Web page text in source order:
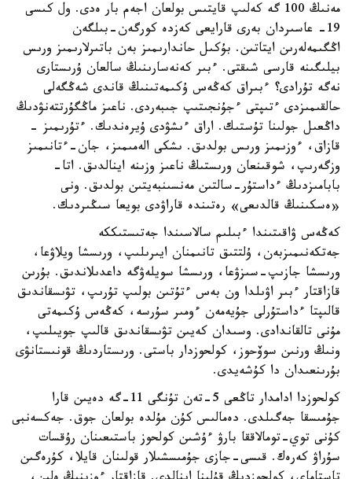
مەنىڭ 100 گە كەلىپ قايتىس بولعان اجەم بار ەدى. ول كىسى
19- عاسىردان بەرى قارايعى كەزدە كورگەن-بىلگەن
اڭگىمەلەرىن ايتاتىن. بۇكىل حاندارىمىز بەن باتىرلارىمىز ورىس
بيلىگىنە قارسى شىقتى. ءبىر كەنەسارىنىڭ سالعان ۇرىستارى
نەگە تۇرادى؟ ءبىراق كەڭەس ۇكىمەتىنىڭ قاندى شەڭگەلى
حالقىمىزدى ءتىپتى ءجۇنجىتىپ جىبەردى. ناعىز ماڭگۇرتتەنۋدىڭ
داڭعىل جولىنا تۇستىك. اراق ءىشۋدى ۇيرەندىك. ءتۇرىمىز -
قازاق، ءوزىمىز ورىس بولدىق. ىشكى الەمىمىز، جان-ءتانىمىز
وزگەرىپ، شوقىنعان ورىستىڭ ناعىز وزىنە اينالدىق. اتا-
بابامىزدىڭ ءداستۇر-سالتىن مەنسىنبەيتىن بولدىق. ونى
«ەسكىنىڭ قالدىعى» رەتىندە قاراۋدى بويعا سىڭىردىك.
كەڭەس ۋاقىتىندا ءبىلىم سالاسىندا جەتىستىككە
جەتكەنىمىزبەن، ۇلتتىق تانىمنان ايىرىلىپ، ورىسشا ويلاۋعا،
ورىسشا جازىپ-سىزۋعا، ورىسشا سويلەۋگە داعدىلاندىق. بۇرىن
قازاقتار ءبىر اۋىلدا ون بەس ءتۇتىن بولىپ تۇرىپ، تۋىسقاندىق
قالىپتا ءداستۇرلى جۇيەمەن ءومىر سۇرسە، كەڭەس ۇكىمەتى
مۇنى تالقاندادى. وسىدان كەيىن تۋىسقاندىق قالىپ جويىلىپ،
ونىڭ ورنىن سوۆحوز، كولحوزدار باستى. ورىستاردىڭ قونىستانۋى
بۇرىنعىدان دا كۇشەيدى.
كولحوزدا ادامدار تاڭعى 5-تەن تۇنگى 11-گە دەيىن قارا
جۇمىسقا جەگىلدى. دەمالىس كۇن مۇلدە بولعان جوق. جەكسەنبى
كۇنى توي-تومالاققا بارۋ ءۇشىن كولحوز باستىعىنان رۇقسات
سۇراۋ كەرەك. قىسى-جازى جۇمىسشىلار قولىنان قايلا، كۇرەگىن